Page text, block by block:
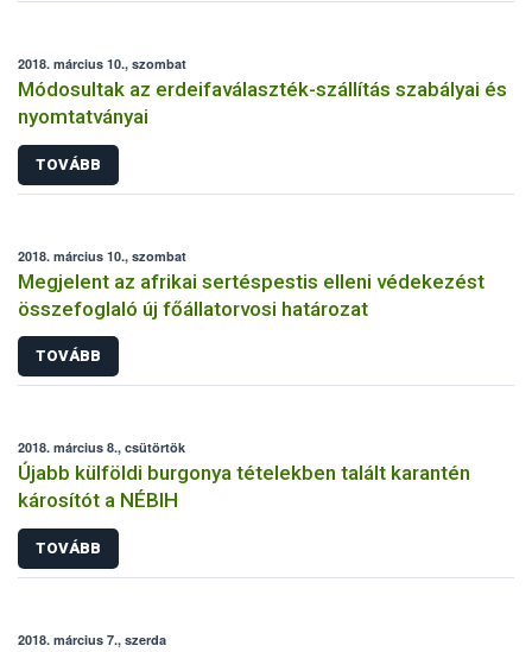
2018. március 10., szombat
Módosultak az erdeifaválaszték-szállítás szabályai és
nyomtatványai
TOVÁBB
2018. március 10., szombat
Megjelent az afrikai sertéspestis elleni védekezést
összefoglaló új főállatorvosi határozat
TOVÁBB
2018. március 8., csütörtök
Újabb külföldi burgonya tételekben talált karantén
károsítót a NÉBIH
TOVÁBB
2018. március 7., szerda